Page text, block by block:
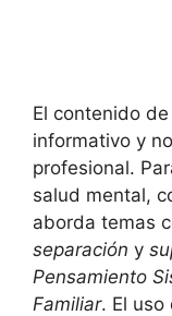
El contenido de
informativo y
profesional.
salud mental,
aborda temas
separación y
Pensamiento
Familiar. El uso